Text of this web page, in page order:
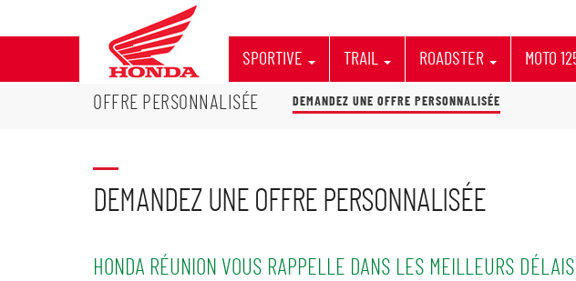
SPORTIVE TRAIL ROADSTER MOTO
OFFRE PERSONNALISÉE DEMANDEZ UNE OFFRE PERSONNALISÉE
DEMANDEZ UNE OFFRE PERSONNALISÉE
HONDA RÉUNION VOUS RAPPELLE DANS LES MEILLEURS